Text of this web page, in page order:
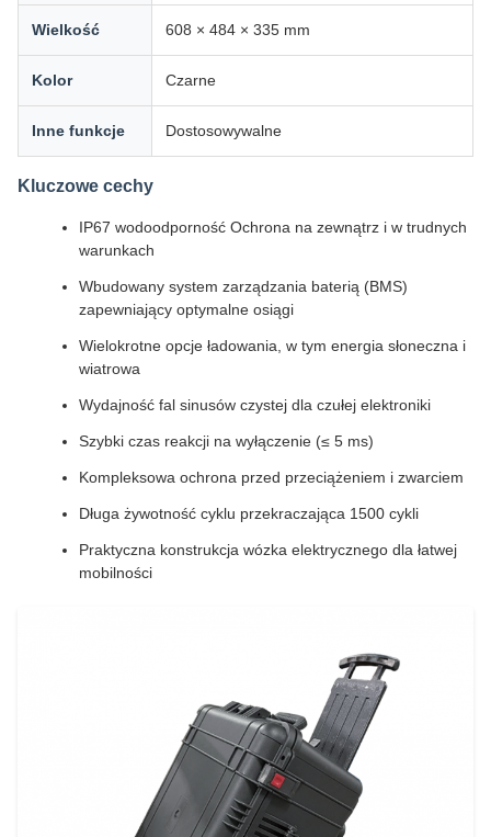
Wielkość 608 × 484 × 335 mm
Kolor Czarne
Inne funkcje Dostosowywalne
Kluczowe cechy
IP67 wodoodporność Ochrona na zewnątrz i w trudnych
warunkach
Wbudowany system zarządzania baterią (BMS)
zapewniający optymalne osiągi
Wielokrotne opcje ładowania, w tym energia słoneczna i
wiatrowa
Wydajność fal sinusów czystej dla czułej elektroniki
Szybki czas reakcji na wyłączenie (≤ 5 ms)
Kompleksowa ochrona przed przeciążeniem i zwarciem
Długa żywotność cyklu przekraczająca 1500 cykli
Praktyczna konstrukcja wózka elektrycznego dla łatwej
mobilności